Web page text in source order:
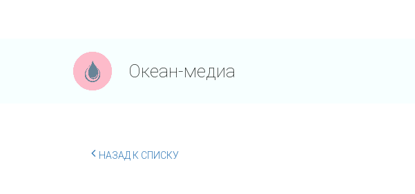
Океан-медиа
НАЗАД К СПИСКУ